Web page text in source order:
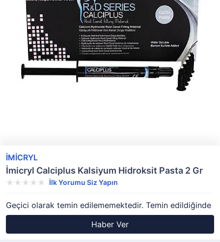
İMİCRYL
İmicryl Calciplus Kalsiyum Hidroksit Pasta 2 Gr
İlk Yorumu Siz Yapın
Geçici olarak temin edilememektedir. Temin edildiğinde
Haber Ver